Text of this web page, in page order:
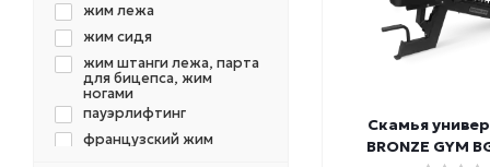
Скамья
BRONZE GYM
жим лежа
жим сидя
жим штанги лежа, парта
для бицепса, жим
ногами
пауэрлифтинг
французский жим